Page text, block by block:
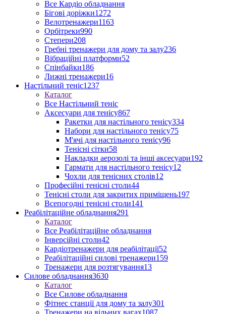
Все Кардіо обладнання
Бігові доріжки1272
Велотренажери1163
Орбітреки990
Степери208
Гребні тренажери для дому та залу236
Вібраційні платформи52
Спінбайки186
Лижні тренажери16
Настільний теніс1237
Каталог
Все Настільний теніс
Аксесуари для тенісу867
Ракетки для настільного тенісу334
Набори для настільного тенісу75
М'ячі для настільного тенісу96
Тенісні сітки58
Накладки аерозолі та інші аксесуари192
Гармати для настільного тенісу12
Чохли для тенісних столів12
Професійні тенісні столи44
Тенісні столи для закритих приміщень197
Всепогодні тенісні столи141
Реабілітаційне обладнання291
Каталог
Все Реабілітаційне обладнання
Інверсійні столи42
Кардіотренажери для реабілітації52
Реабілітаційні силові тренажери159
Тренажери для розтягування13
Силове обладнання3630
Каталог
Все Силове обладнання
Фітнес станції для дому та залу301
Тренажери на вільних вагах1087